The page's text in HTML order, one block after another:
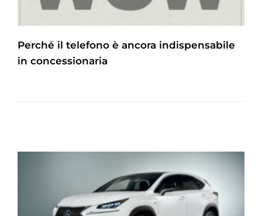
Perché il telefono è ancora indispensabile
in concessionaria